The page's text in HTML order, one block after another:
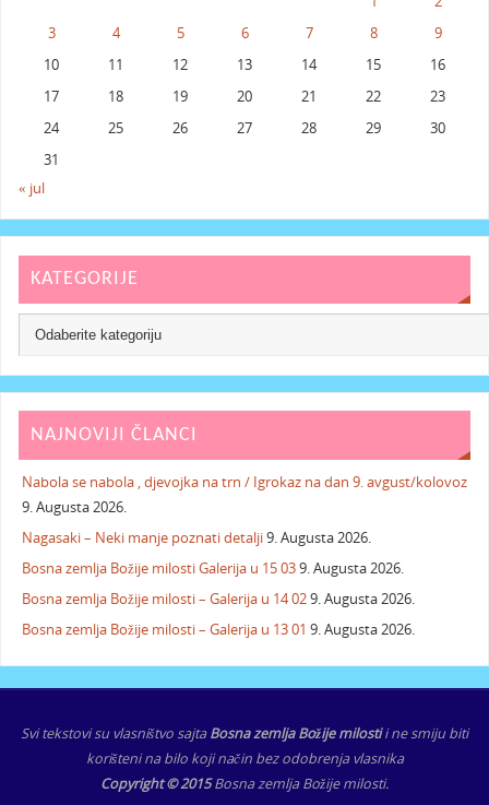
3
4 5 6 7 8
9
10
11 12 13 14 15
16
17
18 19 20 21 22
23
24
25 26 27 28 29
30
31
« jul
KATEGORIJE
NAJNOVIJI ČLANCI
Nabola se nabola , djevojka na trn / Igrokaz na dan 9. avgust/kolovoz
9. Augusta 2026.
Nagasaki – Neki manje poznati detalji9. Augusta 2026.
Bosna zemlja Božije milosti Galerija u 15 039. Augusta 2026.
Bosna zemlja Božije milosti – Galerija u 14 029. Augusta 2026.
Bosna zemlja Božije milosti – Galerija u 13 01 9. Augusta 2026.
Svi tekstovi su vlasništvo sajtaBosna zemlja Božije milostii ne smiju biti
korišteni na bilo koji način bez odobrenja vlasnika
Copyright © 2015Bosna zemlja Božije milosti.